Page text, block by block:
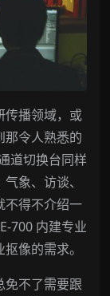
传播领域，或
那令人熟悉的
道切换台同样
象、访谈、
不得不介绍一
700 内建专业
像的需求。
免不了需要跟